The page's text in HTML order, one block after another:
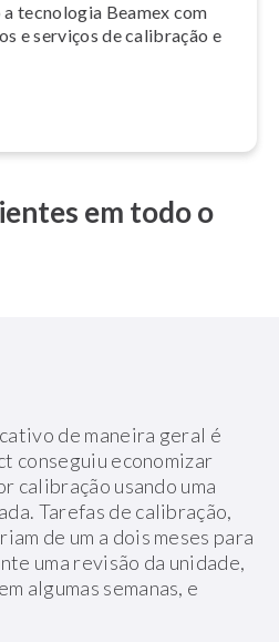
tecnologia Beamex com
e serviços de calibração e
em todo o
de maneira geral é
conseguiu economizar
calibração usando uma
Tarefas de calibração,
de um a dois meses para
uma revisão da unidade,
algumas semanas, e